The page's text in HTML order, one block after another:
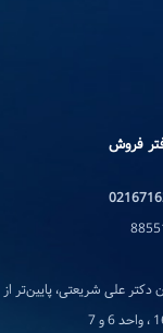
فروش
دکتر علی شریعتی، پایین‌تر از